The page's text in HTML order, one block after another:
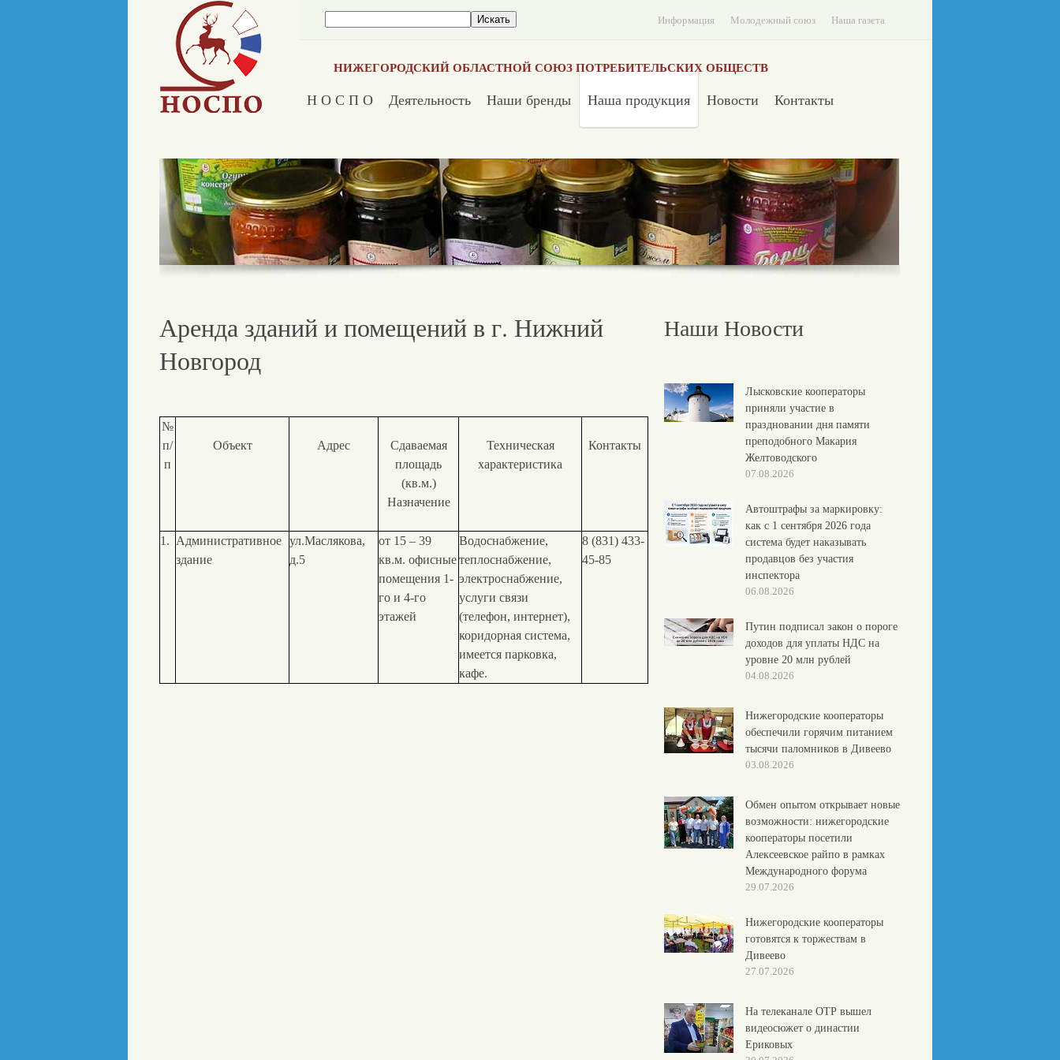
Наша газета
Молодежный союз
Информация
Н О С П О Деятельность Наши бренды Наша продукция Новости Контакты
НИЖЕГОРОДСКИЙ ОБЛАСТНОЙ СОЮЗ ПОТРЕБИТЕЛЬСКИХ ОБЩЕСТВ
Аренда зданий и помещений в г. Нижний
Новгород
№
п/
п
Объект Адрес
Сдаваемая
площадь
(кв.м.)
Назначение
Техническая
характеристика
Контакты
1. Административное
здание
ул.Маслякова,
д.5
от 15 – 39
кв.м. офисные
помещения 1-
го и 4-го
этажей
Водоснабжение,
теплоснабжение,
электроснабжение,
услуги связи
(телефон, интернет),
коридорная система,
имеется парковка,
кафе.
8 (831) 433-
45-85
Наши Новости
Лысковские кооператоры
приняли участие в
праздновании дня памяти
преподобного Макария
Желтоводского
07.08.2026
Автоштрафы за маркировку:
как с 1 сентября 2026 года
система будет наказывать
продавцов без участия
инспектора
06.08.2026
Путин подписал закон о пороге
доходов для уплаты НДС на
уровне 20 млн рублей
04.08.2026
Нижегородские кооператоры
обеспечили горячим питанием
тысячи паломников в Дивеево
03.08.2026
Обмен опытом открывает новые
возможности: нижегородские
кооператоры посетили
Алексеевское райпо в рамках
Международного форума
29.07.2026
Нижегородские кооператоры
готовятся к торжествам в
Дивеево
27.07.2026
На телеканале ОТР вышел
видеосюжет о династии
Ериковых